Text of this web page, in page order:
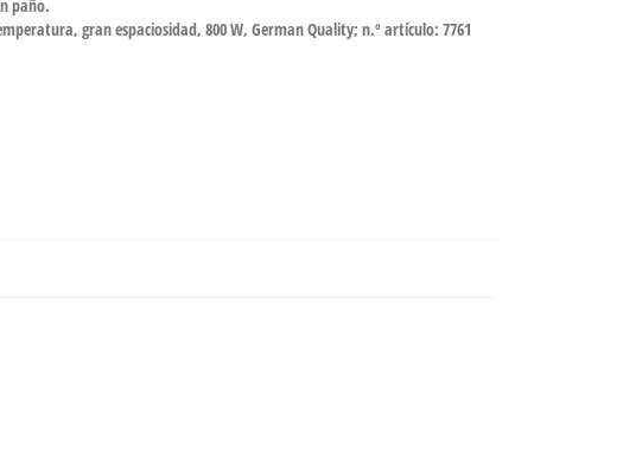
paño.
gran espaciosidad, 800 W, German Quality; n.º artículo: 7761